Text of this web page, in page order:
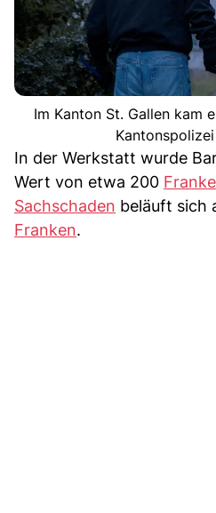
Im Kanton St. Gallen kam
In der Werkstatt wurde
Wert von etwa 200
Sachschaden beläuft sich
Franken.